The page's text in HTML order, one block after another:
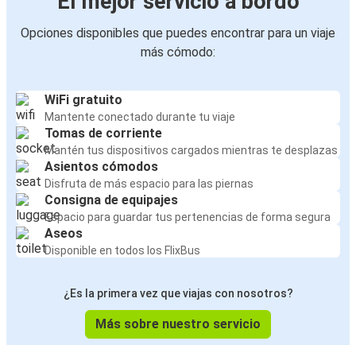
Opciones disponibles que puedes encontrar para un viaje
más cómodo:
WiFi gratuito
Mantente conectado durante tu viaje
Tomas de corriente
Mantén tus dispositivos cargados mientras te desplazas
Asientos cómodos
Disfruta de más espacio para las piernas
Consigna de equipajes
Espacio para guardar tus pertenencias de forma segura
Aseos
Disponible en todos los FlixBus
¿Es la primera vez que viajas con nosotros?
Más sobre nuestro servicio